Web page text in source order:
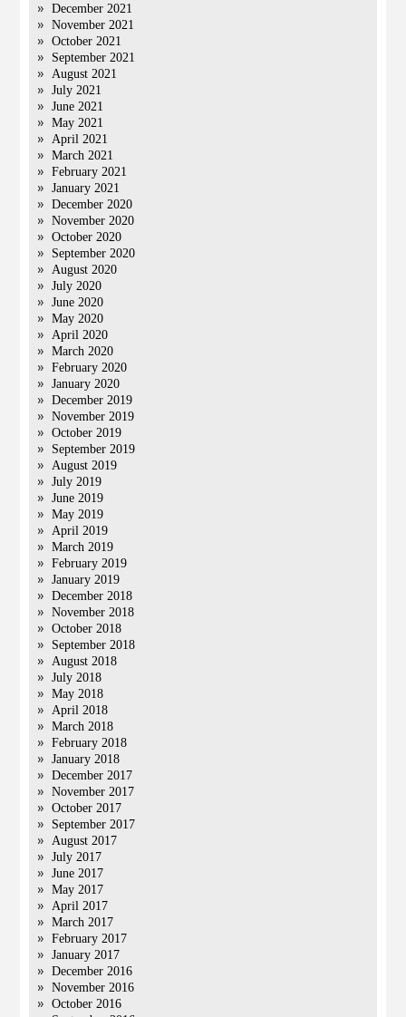
December 2021
November 2021
October 2021
September 2021
August 2021
July 2021
June 2021
May 2021
April 2021
March 2021
February 2021
January 2021
December 2020
November 2020
October 2020
September 2020
August 2020
July 2020
June 2020
May 2020
April 2020
March 2020
February 2020
January 2020
December 2019
November 2019
October 2019
September 2019
August 2019
July 2019
June 2019
May 2019
April 2019
March 2019
February 2019
January 2019
December 2018
November 2018
October 2018
September 2018
August 2018
July 2018
May 2018
April 2018
March 2018
February 2018
January 2018
December 2017
November 2017
October 2017
September 2017
August 2017
July 2017
June 2017
May 2017
April 2017
March 2017
February 2017
January 2017
December 2016
November 2016
October 2016